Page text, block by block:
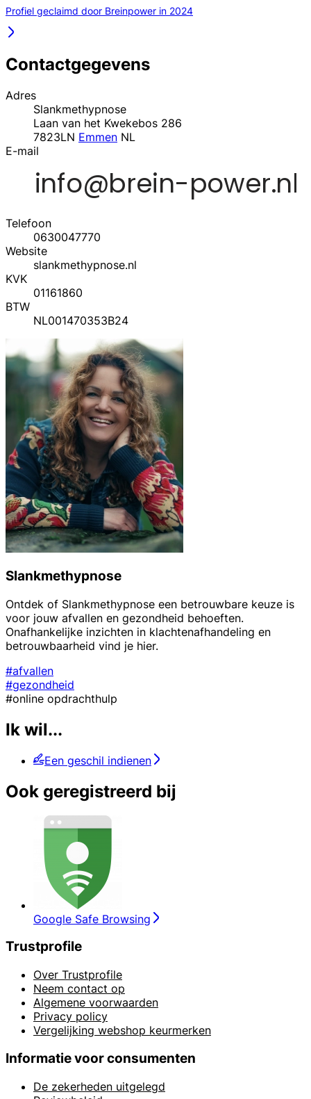
Profiel geclaimd door Breinpower in 2024
Contactgegevens
Adres
Slankmethypnose
Laan van het Kwekebos 286
7823LN Emmen NL
E-mail
Telefoon
0630047770
Website
slankmethypnose.nl
KVK
01161860
BTW
NL001470353B24
Slankmethypnose
Ontdek of Slankmethypnose een betrouwbare keuze is
voor jouw afvallen en gezondheid behoeften.
Onafhankelijke inzichten in klachtenafhandeling en
betrouwbaarheid vind je hier.
#afvallen
#gezondheid
#online opdrachthulp
Ik wil...
Een geschil indienen
Ook geregistreerd bij
Google Safe Browsing
Trustprofile
Over Trustprofile
Neem contact op
Algemene voorwaarden
Privacy policy
Vergelijking webshop keurmerken
Informatie voor consumenten
De zekerheden uitgelegd